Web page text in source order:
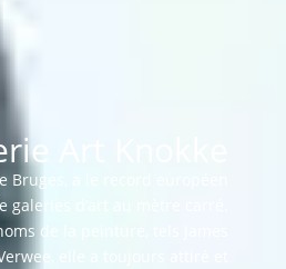
Art Knokke
Bruges, a le record européen
d’art au mètre carré.
de la peinture, tels James
elle a toujours attiré et